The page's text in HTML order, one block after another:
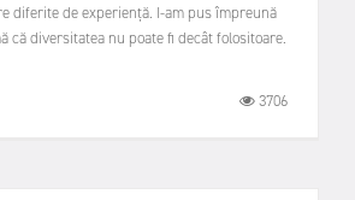
diferite de experiență. I-am pus împreună
că diversitatea nu poate fi decât folositoare.
3706